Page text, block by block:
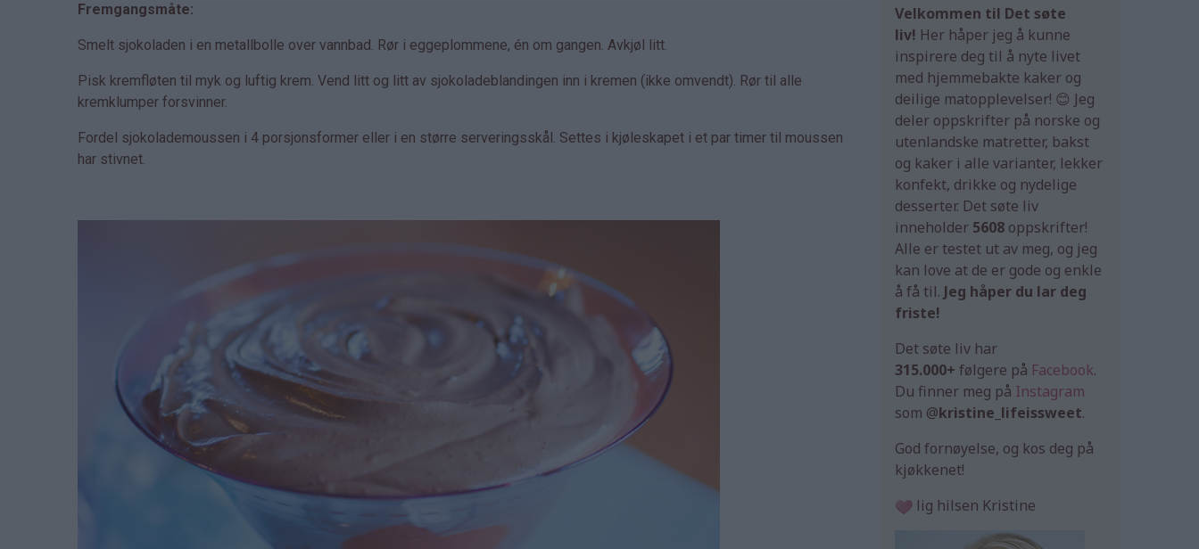
Fremgangsmåte:
Smelt sjokoladen i en metallbolle over vannbad. Rør i eggeplommene, én om gangen. Avkjøl litt.
Pisk kremfløten til myk og luftig krem. Vend litt og litt av sjokoladeblandingen inn i kremen (ikke omvendt). Rør til alle
kremklumper forsvinner.
Fordel sjokolademoussen i 4 porsjonsformer eller i en større serveringsskål. Settes i kjøleskapet i et par timer til moussen
har stivnet.
Velkommen til Det søte
liv! Her håper jeg å kunne
inspirere deg til å nyte livet
med hjemmebakte kaker og
deilige matopplevelser! 😊 Jeg
deler oppskrifter på norske og
utenlandske matretter, bakst
og kaker i alle varianter, lekker
konfekt, drikke og nydelige
desserter. Det søte liv
inneholder 5608 oppskrifter!
Alle er testet ut av meg, og jeg
kan love at de er gode og enkle
å få til. Jeg håper du lar deg
friste!
Det søte liv har
315.000+ følgere på Facebook.
Du finner meg på Instagram
som @kristine_lifeissweet.
God fornøyelse, og kos deg på
kjøkkenet!
lig hilsen Kristine